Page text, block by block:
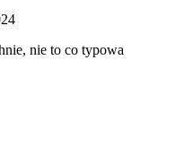
nie to co typowa